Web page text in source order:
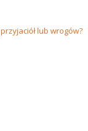
lub wrogów?